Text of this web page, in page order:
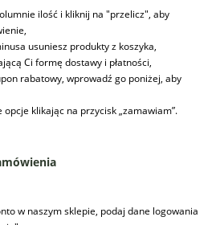
ilość i kliknij na "przelicz", aby
usuniesz produkty z koszyka,
Ci formę dostawy i płatności,
rabatowy, wprowadź go poniżej, aby
klikając na przycisk „zamawiam”.
w naszym sklepie, podaj dane logowania